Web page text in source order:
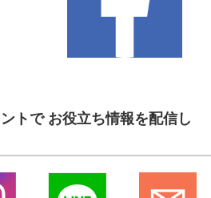
トで お役立ち情報を配信し